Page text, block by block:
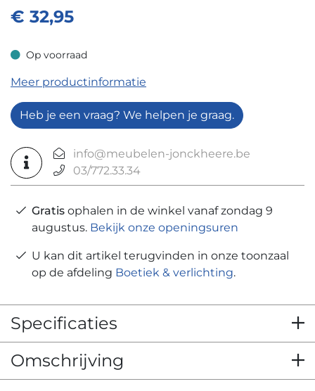
€ 32,95
Op voorraad
Op voorraad
Meer productinformatie
Heb je een vraag? We helpen je graag.
info@meubelen-jonckheere.be
03/772.33.34
Gratis ophalen in de winkel vanaf zondag 9
augustus. Bekijk onze openingsuren
U kan dit artikel terugvinden in onze toonzaal
op de afdeling Boetiek & verlichting.
Specificaties
Omschrijving